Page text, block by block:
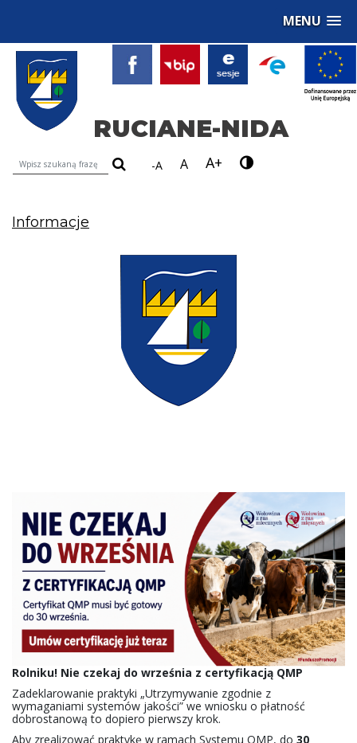
MENU
RUCIANE-NIDA
Wyszukiwarka treści na stronie
-A A A+
Informacje
Rolniku! Nie czekaj do września z certyfikacją QMP
Zadeklarowanie praktyki „Utrzymywanie zgodnie z
wymaganiami systemów jakości” we wniosku o płatność
dobrostanową to dopiero pierwszy krok.
Aby zrealizować praktykę w ramach Systemu QMP, do 30